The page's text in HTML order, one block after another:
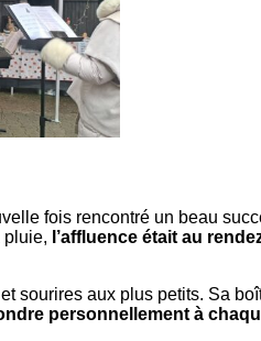
fois rencontré un beau
pluie, l’affluence était au
sourires aux plus petits. Sa
personnellement à